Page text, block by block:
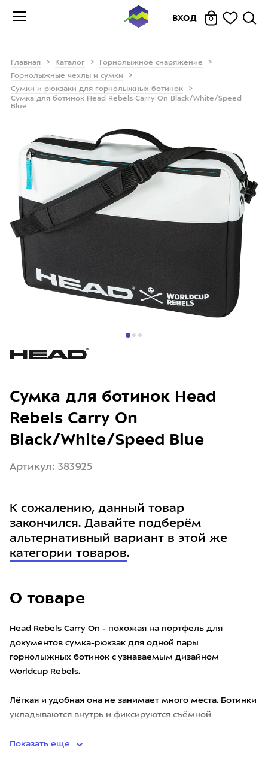
ВХОД 0
Главная Каталог
Горнолыжное снаряжение
Горнолыжные чехлы и сумки
Сумки и рюкзаки для горнолыжных ботинок
Сумка для ботинок Head Rebels Carry On Black/White/Speed
Blue
О товаре
Head Rebels Carry On - похожая на портфель для
документов сумка-рюкзак для одной пары
горнолыжных ботинок с узнаваемым дизайном
Worldcup Rebels.
Лёгкая и удобная она не занимает много места. Ботинки
укладываются внутрь и фиксируются съёмной
Показать еще
Сумка для ботинок Head
Rebels Carry On
Black/White/Speed Blue
Артикул: 383925
К сожалению, данный товар
закончился. Давайте подберём
альтернативный вариант в этой же
категории товаров.